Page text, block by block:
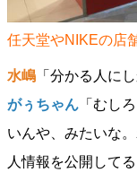
任天堂やNIKEの店
水嶋 「分かる人に
がぅちゃん 「むし
いんや、みたいな
人情報を公開して